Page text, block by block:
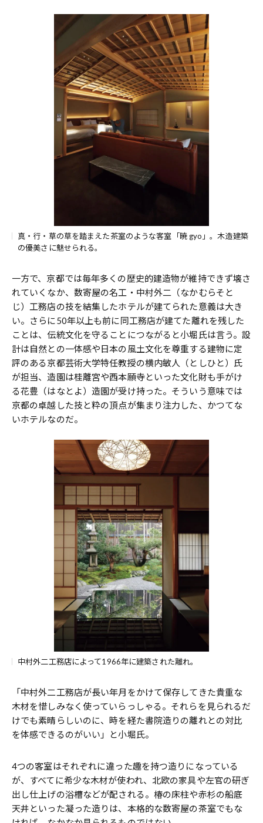
真・行・草の草を踏まえた茶室のような客室「暁 gyo」。木造建築
の優美さに魅せられる。
一方で、京都では毎年多くの歴史的建造物が維持できず壊さ
れていくなか、数寄屋の名工・中村外二（なかむらそと
じ）工務店の技を結集したホテルが建てられた意義は大き
い。さらに50年以上も前に同工務店が建てた離れを残した
ことは、伝統文化を守ることにつながると小堀氏は言う。設
計は自然との一体感や日本の風土文化を尊重する建物に定
評のある京都芸術大学特任教授の横内敏人（としひと）氏
が担当、造園は桂離宮や西本願寺といった文化財も手がけ
る花豊（はなとよ）造園が受け持った。そういう意味では
京都の卓越した技と粋の頂点が集まり注力した、かつてな
いホテルなのだ。
中村外二工務店によって1966年に建築された離れ。
「中村外二工務店が長い年月をかけて保存してきた貴重な
木材を惜しみなく使っていらっしゃる。それらを見られるだ
けでも素晴らしいのに、時を経た書院造りの離れとの対比
を体感できるのがいい」と小堀氏。
4つの客室はそれぞれに違った趣を持つ造りになっている
が、すべてに希少な木材が使われ、北欧の家具や左官の研ぎ
出し仕上げの浴槽などが配される。椿の床柱や赤杉の船底
天井といった凝った造りは、本格的な数寄屋の茶室でもな